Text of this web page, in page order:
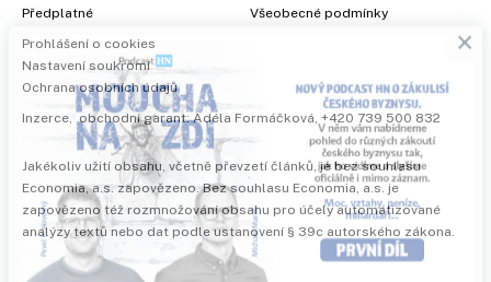
Předplatné
Všeobecné podmínky
Prohlášení o cookies
Nastavení soukromí
Ochrana osobních údajů
Inzerce , obchodní garant:Adéla Formáčková +420 739 500 832
Jakékoliv užití obsahu, včetně převzetí článků, je bez souhlasu
Economia, a.s. zapovězeno. Bez souhlasu Economia, a.s. je
zapovězeno též rozmnožování obsahu pro účely automatizované
analýzy textů nebo dat podle ustanovení § 39c autorského zákona.